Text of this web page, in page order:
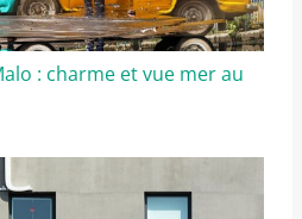
: charme et vue mer au